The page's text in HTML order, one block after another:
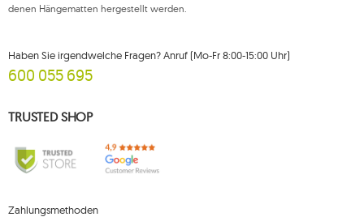
Weitere Informationen finden Sie unter:
denen Hängematten hergestellt werden.
Haben Sie irgendwelche Fragen? Anruf (Mo-Fr 8:00-15:00 Uhr)
600 055 695
TRUSTED SHOP
Zahlungsmethoden